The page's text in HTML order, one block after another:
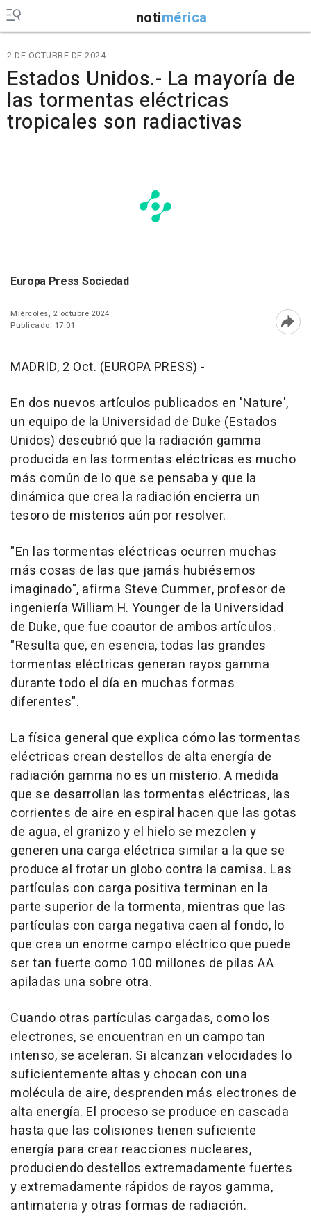
notimérica
2 DE OCTUBRE DE 2024
Estados Unidos.- La mayoría de
las tormentas eléctricas
tropicales son radiactivas
Europa Press Sociedad
Miércoles, 2 octubre 2024
Publicado: 17:01
MADRID, 2 Oct. (EUROPA PRESS) -
En dos nuevos artículos publicados en 'Nature',
un equipo de la Universidad de Duke (Estados
Unidos) descubrió que la radiación gamma
producida en las tormentas eléctricas es mucho
más común de lo que se pensaba y que la
dinámica que crea la radiación encierra un
tesoro de misterios aún por resolver.
"En las tormentas eléctricas ocurren muchas
más cosas de las que jamás hubiésemos
imaginado", afirma Steve Cummer, profesor de
ingeniería William H. Younger de la Universidad
de Duke, que fue coautor de ambos artículos.
"Resulta que, en esencia, todas las grandes
tormentas eléctricas generan rayos gamma
durante todo el día en muchas formas
diferentes".
La física general que explica cómo las tormentas
eléctricas crean destellos de alta energía de
radiación gamma no es un misterio. A medida
que se desarrollan las tormentas eléctricas, las
corrientes de aire en espiral hacen que las gotas
de agua, el granizo y el hielo se mezclen y
generen una carga eléctrica similar a la que se
produce al frotar un globo contra la camisa. Las
partículas con carga positiva terminan en la
parte superior de la tormenta, mientras que las
partículas con carga negativa caen al fondo, lo
que crea un enorme campo eléctrico que puede
ser tan fuerte como 100 millones de pilas AA
apiladas una sobre otra.
Cuando otras partículas cargadas, como los
electrones, se encuentran en un campo tan
intenso, se aceleran. Si alcanzan velocidades lo
suficientemente altas y chocan con una
molécula de aire, desprenden más electrones de
alta energía. El proceso se produce en cascada
hasta que las colisiones tienen suficiente
energía para crear reacciones nucleares,
produciendo destellos extremadamente fuertes
y extremadamente rápidos de rayos gamma,
antimateria y otras formas de radiación.